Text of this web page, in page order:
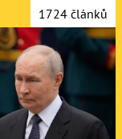
1724 článků